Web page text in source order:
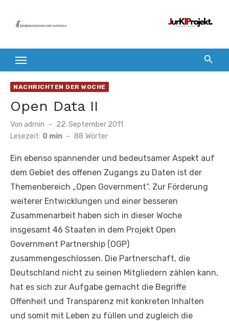
Inhalt
NACHRICHTEN DER WOCHE
Open Data II
Von admin
Veröffentlicht
am
22. September 2011
Lesezeit: 0 min - 88 Wörter
Ein ebenso spannender und bedeutsamer Aspekt auf
dem Gebiet des offenen Zugangs zu Daten ist der
Themenbereich „Open Government“. Zur Förderung
weiterer Entwicklungen und einer besseren
Zusammenarbeit haben sich in dieser Woche
insgesamt 46 Staaten in dem Projekt Open
Government Partnership (OGP)
zusammengeschlossen. Die Partnerschaft, die
Deutschland nicht zu seinen Mitgliedern zählen kann,
hat es sich zur Aufgabe gemacht die Begriffe
Offenheit und Transparenz mit konkreten Inhalten
und somit mit Leben zu füllen und zugleich die